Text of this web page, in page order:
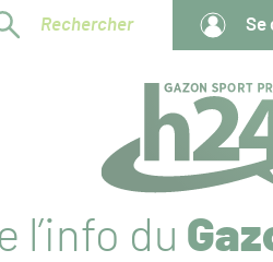
Rechercher Se
l’info du